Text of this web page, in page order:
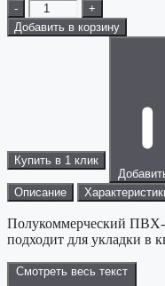
-
+
Добавить в корзину
Купить в 1 клик
Описание
Полукоммерческий ПВХ-
подходит для укладки в
Смотреть весь текст